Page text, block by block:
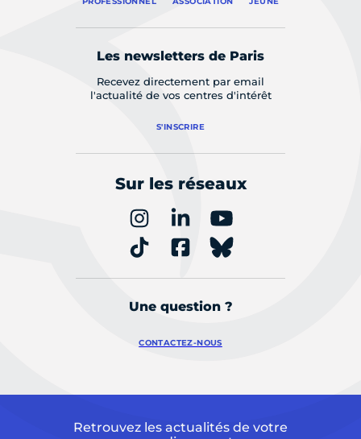
Les newsletters de Paris
Recevez directement par email
l'actualité de vos centres d'intérêt
S'INSCRIRE
Sur les réseaux
Une question ?
CONTACTEZ-NOUS
Retrouvez les actualités de votre